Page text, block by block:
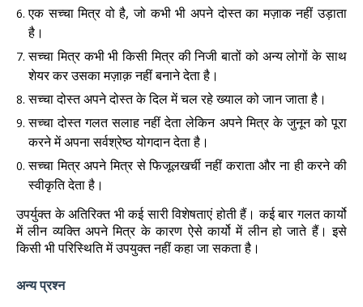
एक सच्चा मित्र वो है, जो कभी भी अपने दोस्त का मज़ाक नहीं उड़ाता
है।
सच्चा मित्र कभी भी किसी मित्र की निजी बातों को अन्य लोगों के साथ
शेयर कर उसका मज़ाक़ नहीं बनाने देता है।
सच्चा दोस्त अपने दोस्त के दिल में चल रहे ख्याल को जान जाता है।
सच्चा दोस्त गलत सलाह नहीं देता लेकिन अपने मित्र के जुनून को पूरा
करने में अपना सर्वश्रेष्ठ योगदान देता है।
सच्चा मित्र अपने मित्र से फिजूलखर्ची नहीं कराता और ना ही करने की
स्वीकृति देता है।
उपर्युक्त के अतिरिक्त भी कई सारी विशेषताएं होती हैं। कई बार गलत कार्यो
में लीन व्यक्ति अपने मित्र के कारण ऐसे कार्यो में लीन हो जाते हैं। इसे
किसी भी परिस्थिति में उपयुक्त नहीं कहा जा सकता है।
अन्य प्रश्न